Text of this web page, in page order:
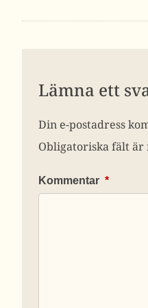
Lämna ett
Din e-postadress
Obligatoriska fält är
Kommentar *